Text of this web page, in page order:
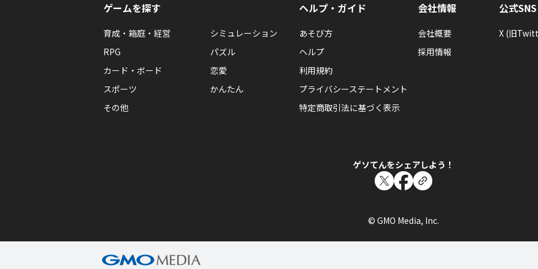
ゲームを探す
育成・箱庭・経営
シミュレーション
RPG
パズル
カード・ボード
恋愛
スポーツ
かんたん
その他
ヘルプ・ガイド
あそび方
ヘルプ
利用規約
プライバシーステートメント
特定商取引法に基づく表示
会社情報
会社概要
採用情報
公式SNS
X (旧
ゲソてんをシェアしよう！
© GMO Media, Inc.